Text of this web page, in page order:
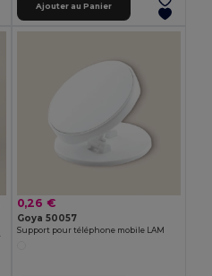
Ajouter au Panier
0,26 €
Goya 50057
Support pour téléphone mobile LAM